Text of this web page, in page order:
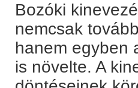
Bozóki
nemcsak
hanem egyben
is növelte. A